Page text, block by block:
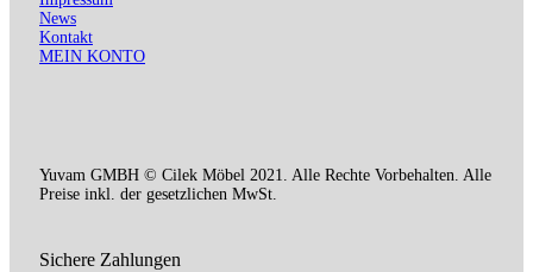
News
Kontakt
MEIN KONTO
Yuvam GMBH © Cilek Möbel 2021. Alle Rechte Vorbehalten. Alle
Preise inkl. der gesetzlichen MwSt.
Sichere Zahlungen